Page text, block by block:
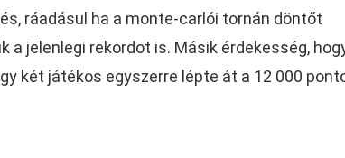
ráadásul ha a monte-carlói tornán döntőt
a jelenlegi rekordot is. Másik érdekesség,
két játékos egyszerre lépte át a 12 000